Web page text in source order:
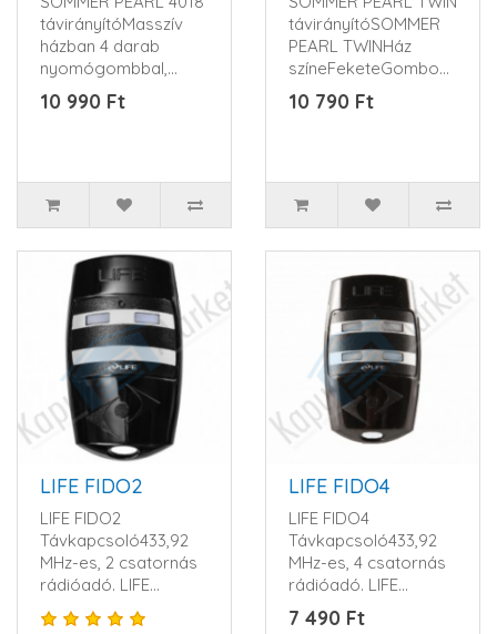
távirányítóMasszív
házban 4 darab
nyomógombbal,
kulcskarikával. Ez a
távirányító m..
10 990 Ft
távirányítóSOMMER
PEARL TWINHáz
színeFeketeGombok
színeSzürkeGombok
száma2Elem típ..
10 790 Ft
LIFE FIDO2
LIFE FIDO2
Távkapcsoló433,92
MHz-es, 2 csatornás
rádióadó. LIFE
ugrókód rendszerrel.
1 db 12V-os al..
LIFE FIDO4
LIFE FIDO4
Távkapcsoló433,92
MHz-es, 4 csatornás
rádióadó. LIFE
ugrókód rendszerrel.
1 db 12V-os alk..
7 490 Ft